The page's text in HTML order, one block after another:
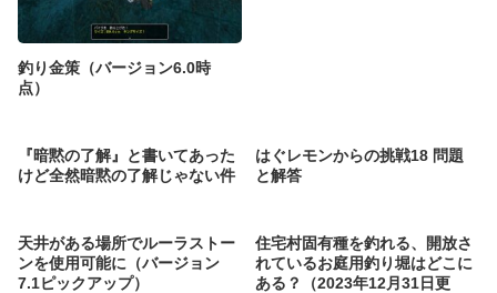
釣り金策（バージョン6.0時
点）
『暗黙の了解』と書いてあった
けど全然暗黙の了解じゃない件
はぐレモンからの挑戦18 問題
と解答
天井がある場所でルーラストー
ンを使用可能に（バージョン
7.1ピックアップ）
住宅村固有種を釣れる、開放さ
れているお庭用釣り堀はどこに
ある？（2023年12月31日更